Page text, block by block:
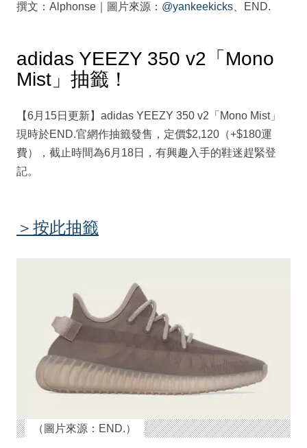
撰文：Alphonse｜圖片來源： @yankeekicks 、END.
adidas YEEZY 350 v2「Mono
Mist」抽籤！
【6月15日更新】adidas YEEZY 350 v2「Mono Mist」
現時於END.官網作抽籤發售，定價$2,120（+$180運
費），截止時間為6月18日，有興趣入手的鞋迷趕緊登
記。
＞按此抽籤
（圖片來源：END.）